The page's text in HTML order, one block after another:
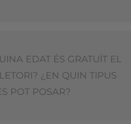
EDAT ÉS GRATUÏT EL
¿EN QUIN TIPUS
POT POSAR?